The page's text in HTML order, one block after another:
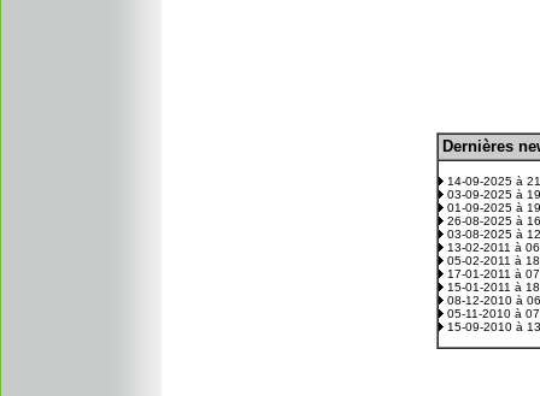
Dernières
14-09-2025 à
03-09-2025 à
01-09-2025 à
26-08-2025 à
03-08-2025 à
13-02-2011 à
05-02-2011 à
17-01-2011 à
15-01-2011 à
08-12-2010 à
05-11-2010 à
15-09-2010 à